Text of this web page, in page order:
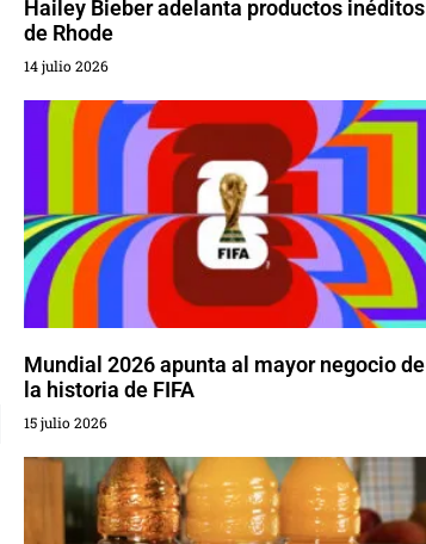
Hailey Bieber adelanta productos inéditos
de Rhode
14 julio 2026
Mundial 2026 apunta al mayor negocio de
la historia de FIFA
15 julio 2026